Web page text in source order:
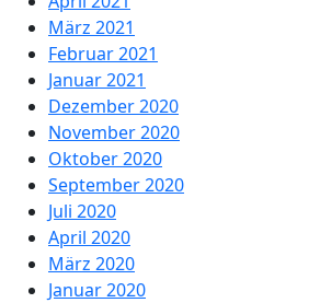
März 2021
Februar 2021
Januar 2021
Dezember 2020
November 2020
Oktober 2020
September 2020
Juli 2020
April 2020
März 2020
Januar 2020